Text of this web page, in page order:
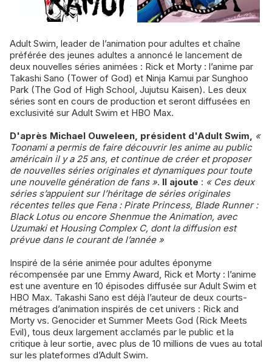
Adult Swim, leader de l’animation pour adultes et chaîne
préférée des jeunes adultes a annoncé le lancement de
deux nouvelles séries animées : Rick et Morty : l’anime par
Takashi Sano (Tower of God) et Ninja Kamui par Sunghoo
Park (The God of High School, Jujutsu Kaisen). Les deux
séries sont en cours de production et seront diffusées en
exclusivité sur Adult Swim et HBO Max.
D'après Michael Ouweleen, président d'Adult Swim, «
Toonami a permis de faire découvrir les anime au public
américain il y a 25 ans, et continue de créer et proposer
de nouvelles séries originales et dynamiques pour toute
une nouvelle génération de fans ». Il ajoute : « Ces deux
séries s’appuient sur l’héritage de séries originales
récentes telles que Fena : Pirate Princess, Blade Runner :
Black Lotus ou encore Shenmue the Animation, avec
Uzumaki et Housing Complex C, dont la diffusion est
prévue dans le courant de l’année »
Inspiré de la série animée pour adultes éponyme
récompensée par une Emmy Award, Rick et Morty : l’anime
est une aventure en 10 épisodes diffusée sur Adult Swim et
HBO Max. Takashi Sano est déjà l’auteur de deux courts-
métrages d’animation inspirés de cet univers : Rick and
Morty vs. Genocider et Summer Meets God (Rick Meets
Evil), tous deux largement acclamés par le public et la
critique à leur sortie, avec plus de 10 millions de vues au total
sur les plateformes d’Adult Swim.